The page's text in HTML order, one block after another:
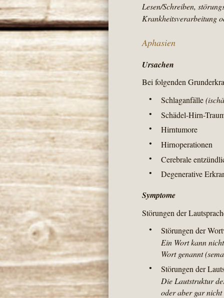
Lesen/Schreiben,
Krankheitsverarbeitung
Aphasien
Ursachen
Bei folgenden
• Schlaganfälle
• Schädel-Hirn-
• Hirntumore
• Hirnoperationen
• Cerebrale
• Degenerative
Symptome
Störungen der
•
Störungen der
Ein Wort kann
Wort genannt
•
Störungen der
Die Lautstruktur
oder aber gar